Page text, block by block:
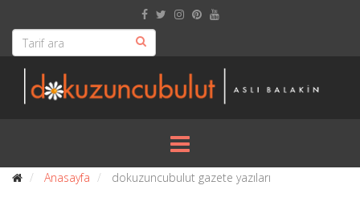
Anasayfa dokuzuncubulut gazete yazıları